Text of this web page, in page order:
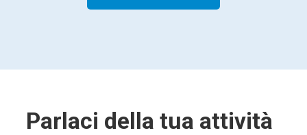
Parlaci della tua attività